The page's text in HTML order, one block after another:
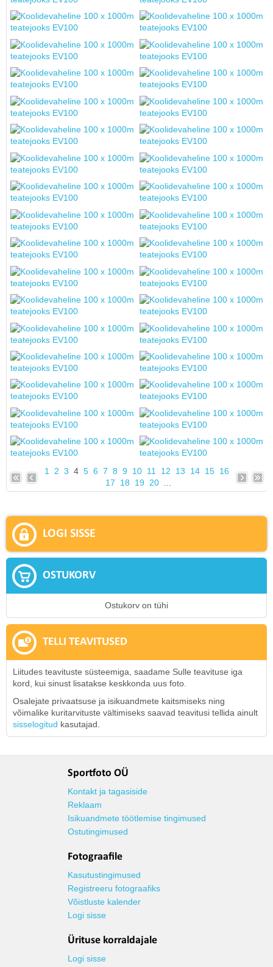
1 2 3 4 5 6 7 8 9 10 11 12 13 14 15 16
17
18 19 20...
LOGI SISSE
OSTUKORV
Ostukorv on tühi
TELLI TEAVITUSED
Liitudes teavituste süsteemiga, saadame Sulle teavituse iga
kord, kui sinust lisatakse keskkonda uus foto.
Osalejate privaatsuse ja isikuandmete kaitsmiseks ning
võimalike kuritarvituste vältimiseks saavad teavitusi tellida ainult
sisselogitud kasutajad.
Sportfoto OÜ
Kontakt ja tagasiside
Reklaam
Isikuandmete töötlemise tingimused
Ostutingimused
Fotograafile
Kasutustingimused
Registreeru fotograafiks
Võistluste kalender
Logi sisse
Ürituse korraldajale
Logi sisse